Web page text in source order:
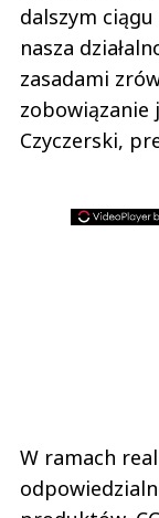
dalszym
nasza
zasadami
zobowiązanie
Czyczerski,
W ramach